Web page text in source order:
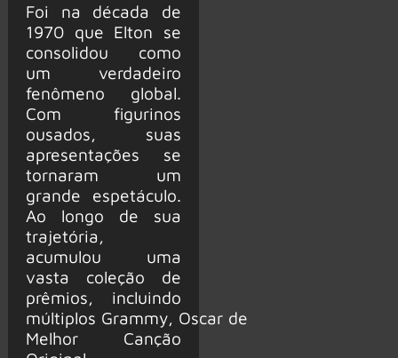
Foi na década de
1970 que Elton se
consolidou como
um verdadeiro
fenômeno global.
Com figurinos
ousados, suas
apresentações se
tornaram um
grande espetáculo.
Ao longo de sua
trajetória,
acumulou uma
vasta coleção de
prêmios, incluindo
múltiplos Grammy, Oscar de
Melhor Canção